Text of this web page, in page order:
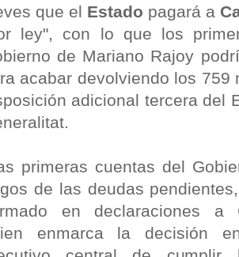
que el Estado pagará a
ley", con lo que los
de Mariano Rajoy
acabar devolviendo los 759
adicional tercera del
primeras cuentas del
de las deudas
en declaraciones a
enmarca la decisión